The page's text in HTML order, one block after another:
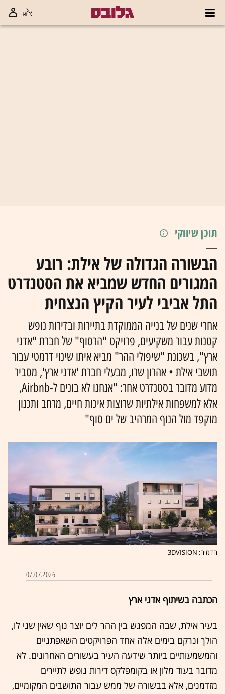
תוכן שיווקי
הבשורה הגדולה של אילת: רובע
המגורים החדש שמביא את הסטנדרט
התל אביבי לעיר הקיץ הנצחית
אחרי שנים של בנייה הממוקדת בתיירות ובדירות נופש
קטנות עבור משקיעים, פרויקט "הרסוף" של חברת "אדני
ארץ", בשכונת "שיפולי ההר" מביא איתו שינוי דרמטי עבור
תושבי אילת • אהרון שרו, מבעלי חברת 'אדני ארץ', מסביר
מדוע מדובר בסטנדרט אחר: "אנחנו לא בונים ל-Airbnb,
אלא למשפחות אילתיות שרוצות איכות חיים, מרחב ותכנון
מוקפד מול הנוף המרהיב של ים סוף"
הדמיה: 3DVISION
07.07.2026
הכתבה בשיתוף אדני ארץ
בעיר אילת, שבה המפגש בין ההר לים יוצר נוף שאין שני לו,
הולך ונרקם בימים אלה אחד הפרויקטים השאפתניים
והמשמעותיים ביותר שידעה העיר בעשורים האחרונים. לא
מדובר בעוד מלון או בקומפלקס דירות נופש לתיירים
מזדמנים, אלא בבשורה של ממש עבור התושבים המקומיים,